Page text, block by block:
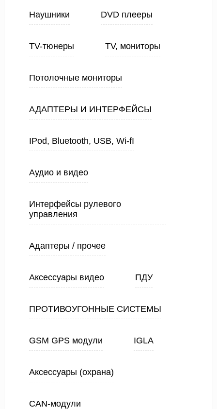
Наушники DVD плееры
TV-тюнеры TV, мониторы
Потолочные мониторы
АДАПТЕРЫ И ИНТЕРФЕЙСЫ
IPod, Bluetooth, USB, Wi-fI
Аудио и видео
Интерфейсы рулевого
управления
Адаптеры / прочее
Аксессуары видео ПДУ
ПРОТИВОУГОННЫЕ СИСТЕМЫ
GSM GPS модули IGLA
Аксессуары (охрана)
CAN-модули